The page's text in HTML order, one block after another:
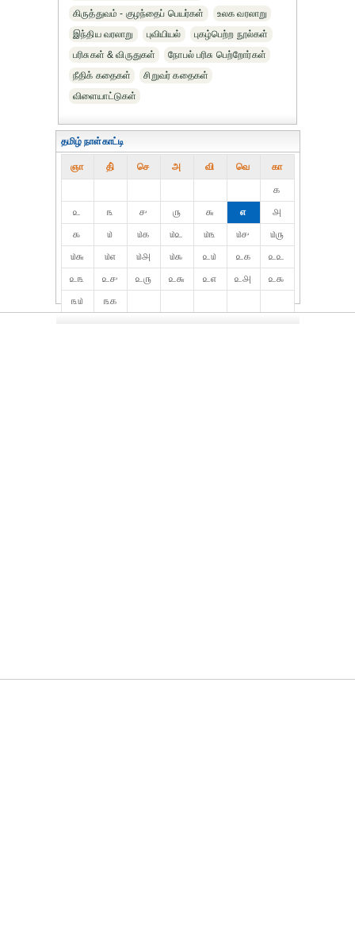
கிருத்துவம் - குழந்தைப் பெயர்கள்
உலக வரலாறு
இந்திய வரலாறு
புவியியல்
புகழ்பெற்ற நூல்கள்
பரிசுகள் & விருதுகள்
நோபல் பரிசு‎ பெற்றோர்‎கள்
நீதிக் கதைகள்
சிறுவர் கதைகள்
விளையாட்டுகள்
தமிழ் நாள்காட்டி
ஞா தி் செ அ வி வெ கா
௧
௨
௩ ௪ ௫ ௬ ௭
௮
௯
௰ ௰௧ ௰௨ ௰௩ ௰௪
௰௫
௰௬
௰௭ ௰௮ ௰௯ ௨௰ ௨௧
௨௨
௨௩
௨௪ ௨௫ ௨௬ ௨௭ ௨௮
௨௯
௩௰
௩௧